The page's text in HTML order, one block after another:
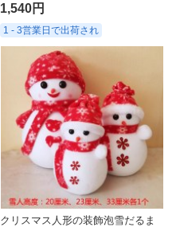
1,540円
1 - 3営業日で出荷され
クリスマス人形の装飾泡雪だるま